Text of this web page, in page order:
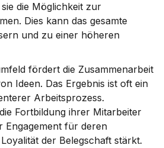
die Möglichkeit zur
Dies kann das gesamte
und zu einer höheren
fördert die Zusammenarbeit
Ideen. Das Ergebnis ist oft ein
Arbeitsprozess.
Fortbildung ihrer Mitarbeiter
Engagement für deren
der Belegschaft stärkt.